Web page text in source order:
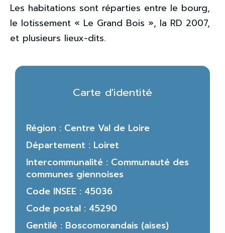
Les habitations sont réparties entre le bourg,
le lotissement « Le Grand Bois », la RD 2007,
et plusieurs lieux-dits.
Carte d'identité
Région : Centre Val de Loire
Département : Loiret
Intercommunalité : Communauté des
communes giennoises
Code INSEE : 45036
Code postal : 45290
Gentilé : Boscomorandais (aises)